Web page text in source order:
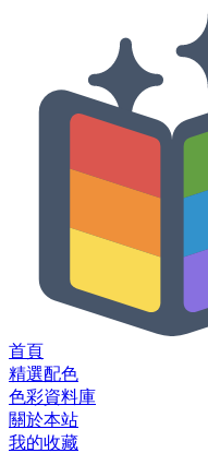
首頁
精選配色
色彩資料庫
關於本站
我的收藏